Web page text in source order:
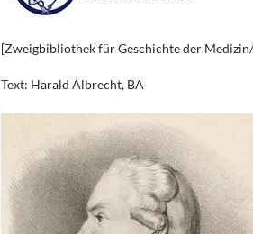
[Zweigbibliothek für Geschichte der
Text: Harald Albrecht, BA